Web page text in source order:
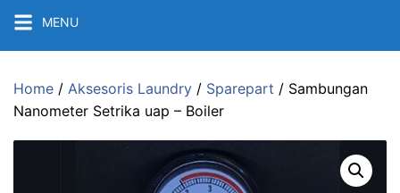
MENU
Home / Aksesoris Laundry / Sparepart / Sambungan
Nanometer Setrika uap – Boiler